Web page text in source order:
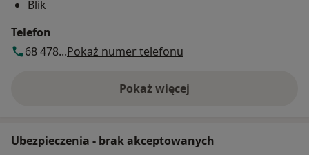
Blik
Telefon
68 478...Pokaż numer telefonu
Pokaż więcej
o adresie
Ubezpieczenia - brak akceptowanych